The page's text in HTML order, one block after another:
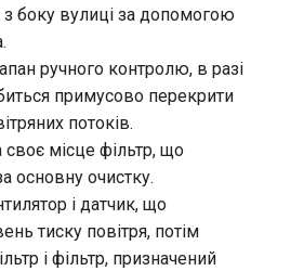
боку вулиці за допомогою
ручного контролю, в разі
примусово перекрити
потоків.
своє місце фільтр, що
основну очистку.
і датчик, що
тиску повітря, потім
і фільтр, призначений